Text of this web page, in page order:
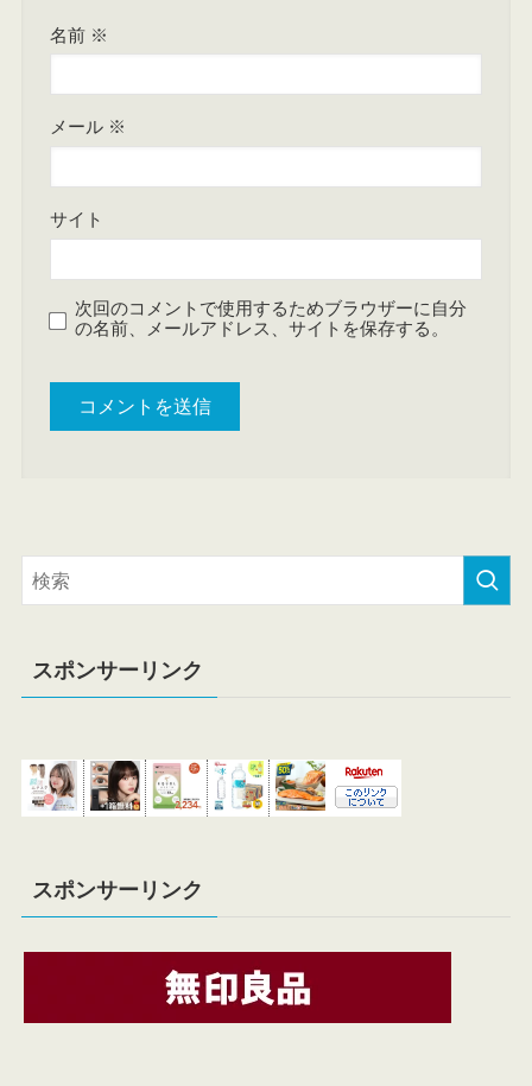
名前 ※
メール ※
サイト
次回のコメントで使用するためブラウザーに自分
の名前、メールアドレス、サイトを保存する。
スポンサーリンク
スポンサーリンク